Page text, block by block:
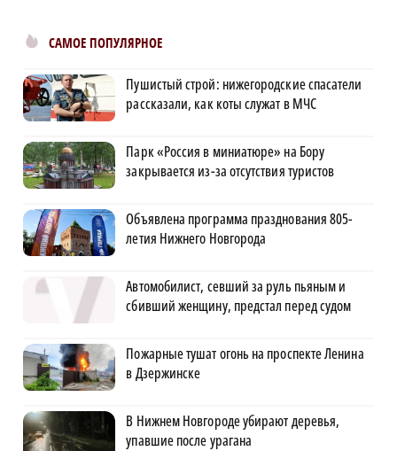
САМОЕ ПОПУЛЯРНОЕ
Пушистый строй: нижегородские спасатели
рассказали, как коты служат в МЧС
Парк «Россия в миниатюре» на Бору
закрывается из-за отсутствия туристов
Объявлена программа празднования 805-
летия Нижнего Новгорода
Автомобилист, севший за руль пьяным и
сбивший женщину, предстал перед судом
Пожарные тушат огонь на проспекте Ленина
в Дзержинске
В Нижнем Новгороде убирают деревья,
упавшие после урагана